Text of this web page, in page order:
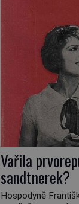
Vařila
sandtnerek?
Hospodyně